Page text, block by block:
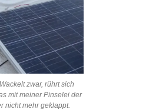
zwar, rührt sich
mit meiner Pinselei der
nicht mehr geklappt.